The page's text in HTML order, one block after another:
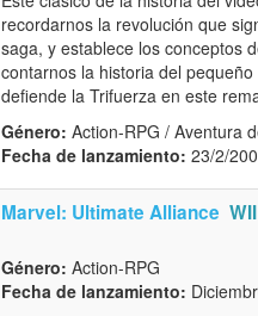
recordarnos la revolución que
saga, y establece los conceptos
contarnos la historia del
defiende la Trifuerza en este
Género: Action-RPG / Aventura
Fecha de lanzamiento: 23/2/
Marvel: Ultimate Alliance WII
Género: Action-RPG
Fecha de lanzamiento: